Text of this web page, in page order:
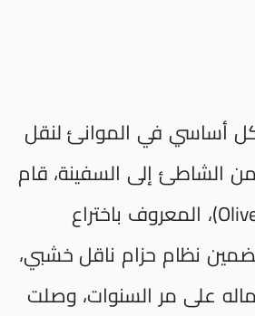
أساسي في الموانئ لنقل
من الشاطئ إلى السفينة، قام
المخترع (Oliver Evans)، المعروف باختراع
نظام حزام ناقل خشبي،
على مر السنوات، وصلت